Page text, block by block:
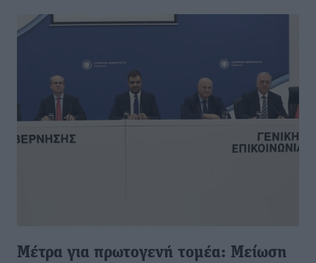
Μέτρα για πρωτογενή τομέα: Μείωση